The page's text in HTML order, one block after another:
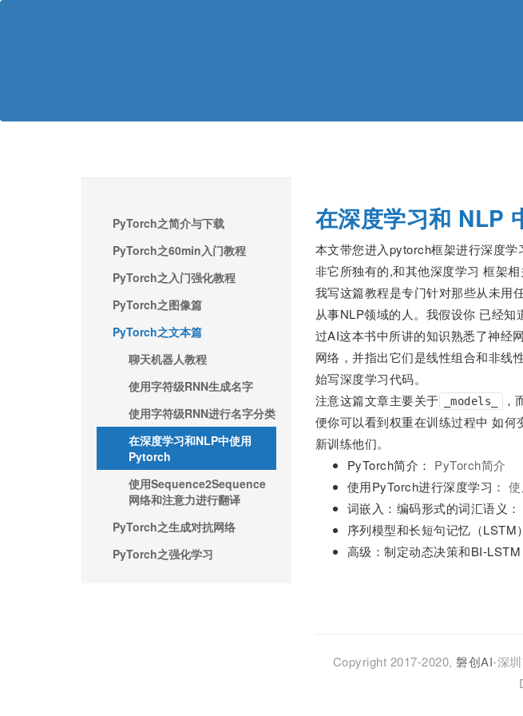
PyTorch之简介与下载
PyTorch之60min入门教程
PyTorch之入门强化教程
PyTorch之图像篇
PyTorch之文本篇
聊天机器人教程
使用字符级RNN生成名字
使用字符级RNN进行名字分类
在深度学习和NLP中使用
Pytorch
使用Sequence2Sequence
网络和注意力进行翻译
PyTorch之生成对抗网络
PyTorch之强化学习
在深度学习和 NLP
本文带您进入pytorch框架进行深度
非它所独有的,和其他深度学习 框架相
我写这篇教程是专门针对那些从未用
从事NLP领域的人。我假设你 已经
过AI这本书中所讲的知识熟悉了神经
网络，并指出它们是线性组合和非线
始写深度学习代码。
注意这篇文章主要关于
_models_
，
便你可以看到权重在训练过程中 如
新训练他们。
PyTorch简介： PyTorch简介
使用PyTorch进行深度学习：
词嵌入：编码形式的词汇语义：
序列模型和长短句记忆（LSTM
高级：制定动态决策和BI-LSTM
Copyright 2017-2020, 磐创AI-深